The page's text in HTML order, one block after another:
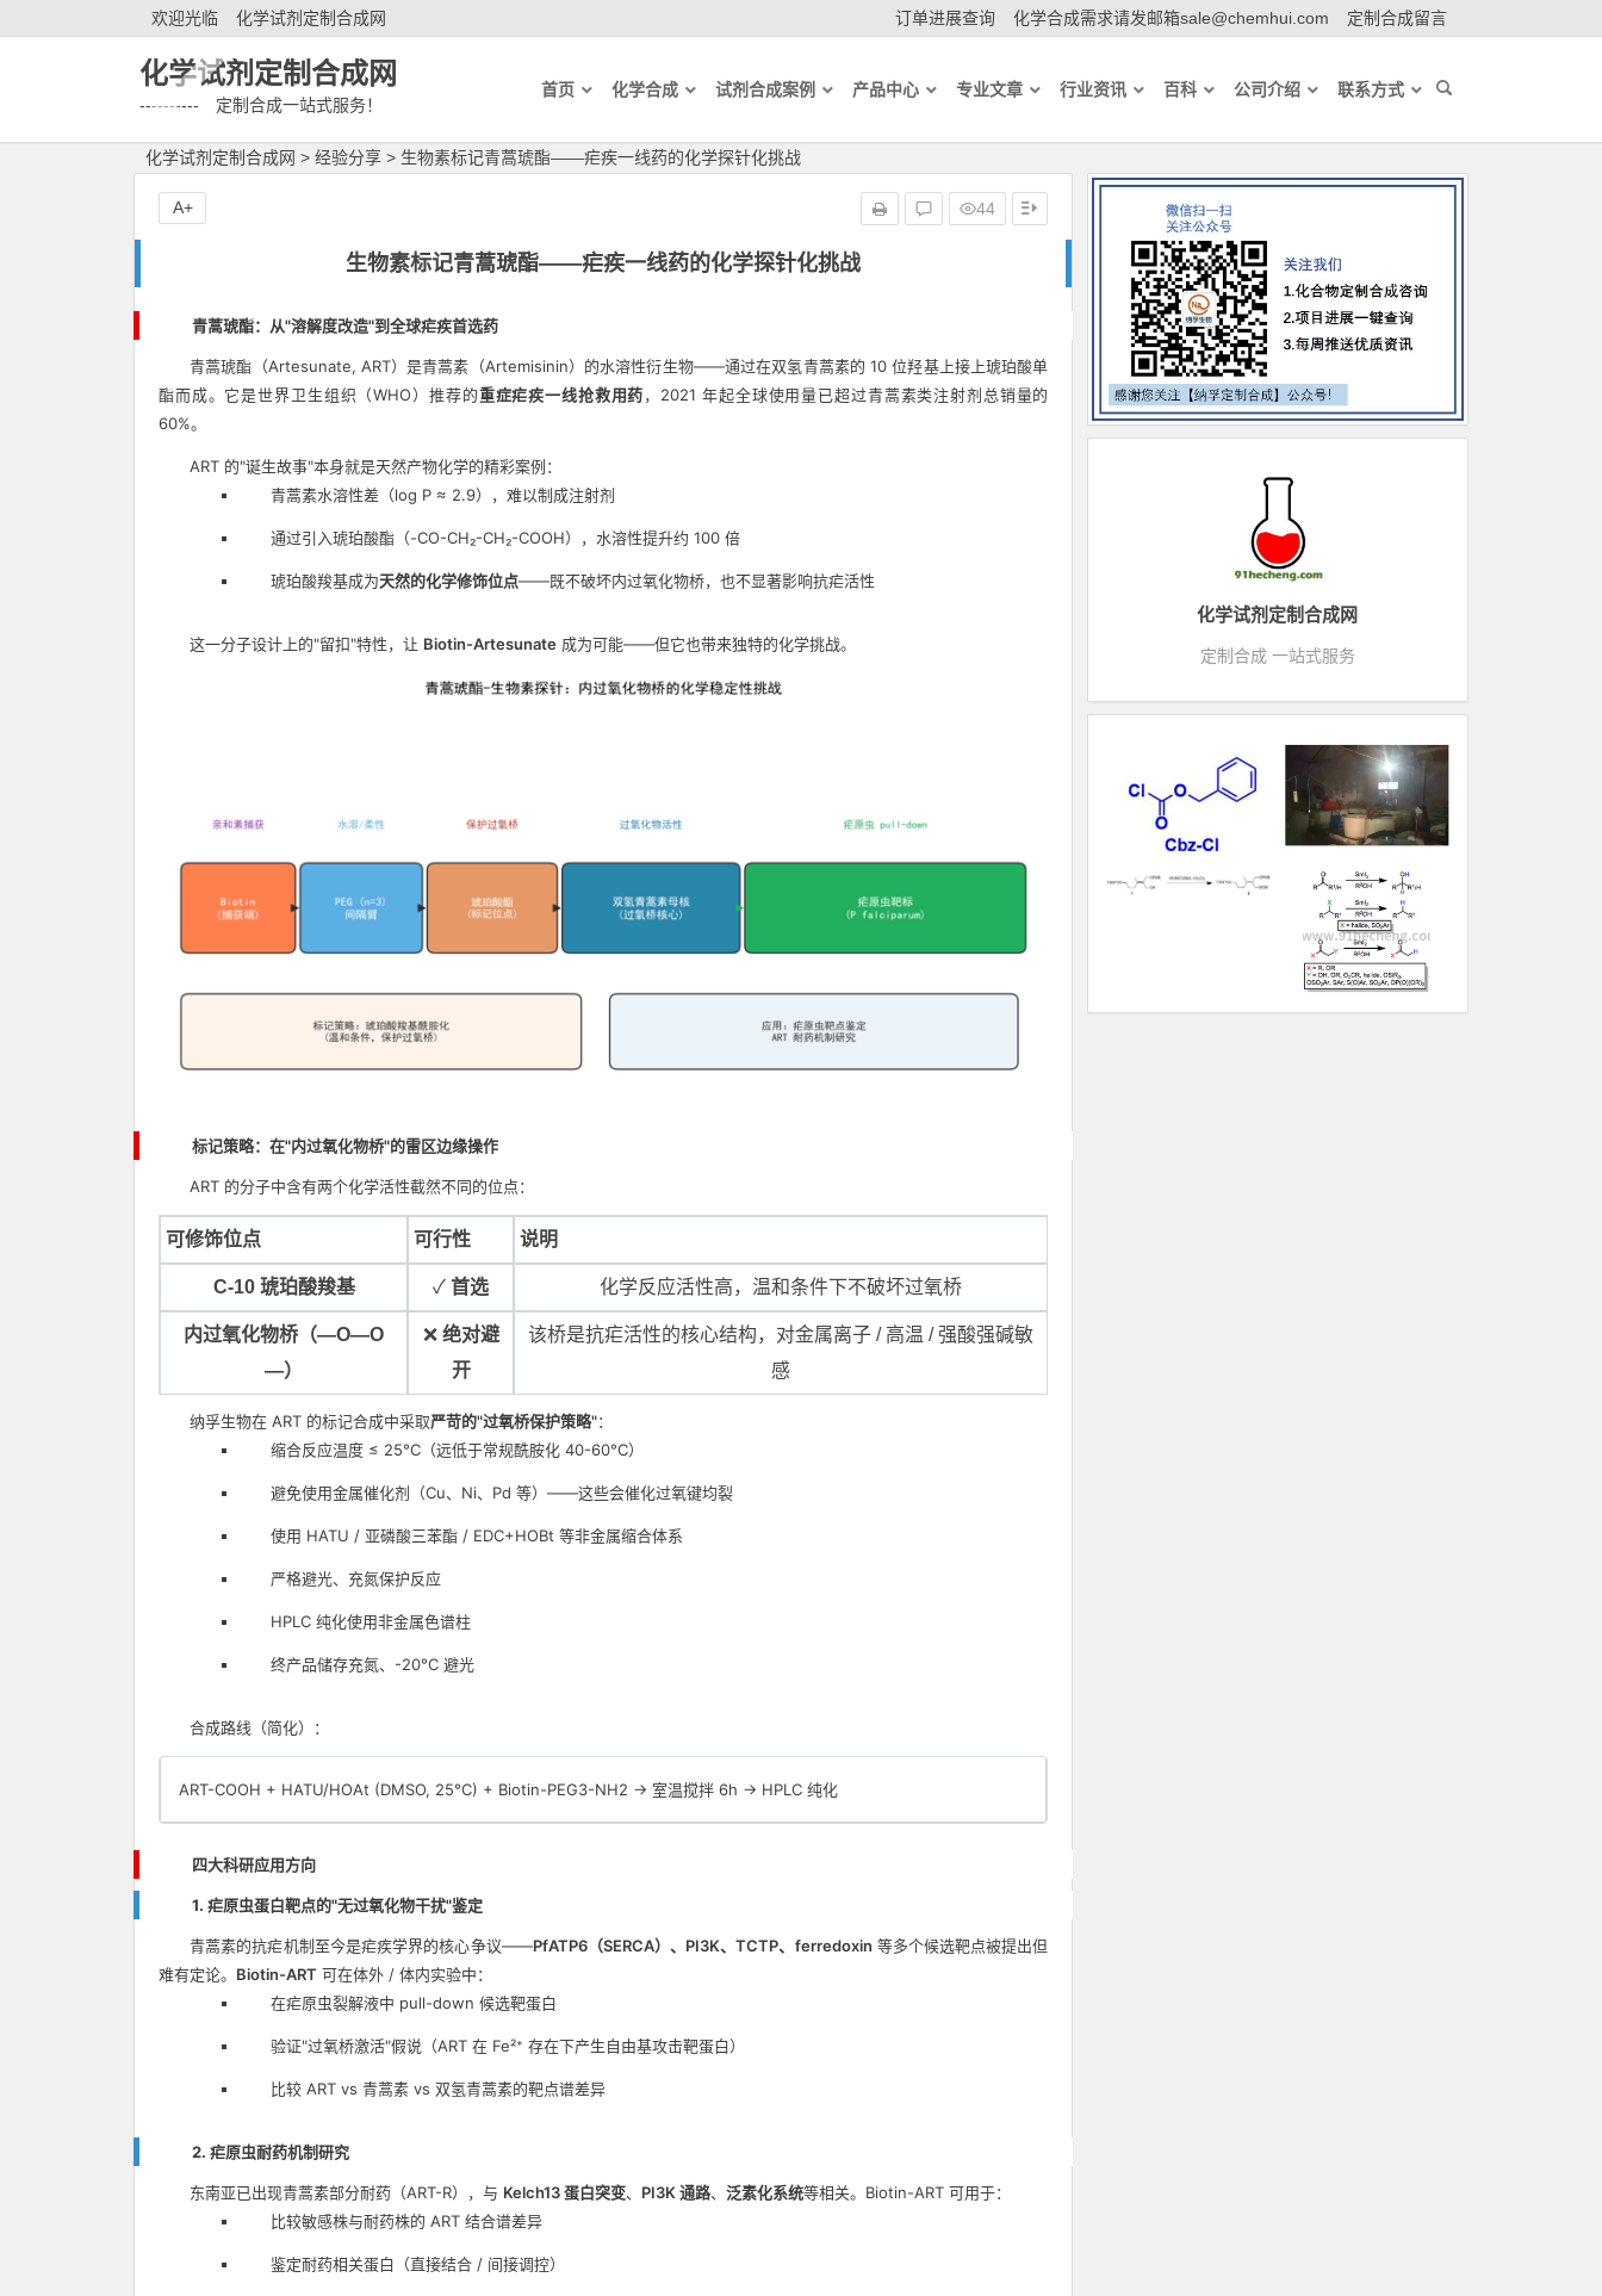
欢迎光临 化学试剂定制合成网 订单进展查询 化学合成需求请发邮箱sale@chemhui.com 定制合成留言
化学试剂定制合成网
---------- 定制合成一站式服务！
首页 化学合成 试剂合成案例 产品中心 专业文章 行业资讯 百科 公司介绍 联系方式
化学试剂定制合成网 > 经验分享 > 生物素标记青蒿琥酯——疟疾一线药的化学探针化挑战
生物素标记青蒿琥酯——疟疾一线药的化学探针化挑战
44
A+
青蒿琥酯：从"溶解度改造"到全球疟疾首选药
青蒿琥酯（Artesunate, ART）是青蒿素（Artemisinin）的水溶性衍生物——通过在双氢青蒿素的 10 位羟基上接上琥珀酸单
酯而成。它是世界卫生组织（WHO）推荐的重症疟疾一线抢救用药，2021 年起全球使用量已超过青蒿素类注射剂总销量的
60%。
ART 的"诞生故事"本身就是天然产物化学的精彩案例：
青蒿素水溶性差（log P ≈ 2.9），难以制成注射剂
通过引入琥珀酸酯（-CO-CH₂-CH₂-COOH），水溶性提升约 100 倍
琥珀酸羧基成为天然的化学修饰位点——既不破坏内过氧化物桥，也不显著影响抗疟活性
这一分子设计上的"留扣"特性，让 Biotin-Artesunate 成为可能——但它也带来独特的化学挑战。
标记策略：在"内过氧化物桥"的雷区边缘操作
ART 的分子中含有两个化学活性截然不同的位点：
可修饰位点 可行性 说明
C-10 琥珀酸羧基 ✓ 首选 化学反应活性高，温和条件下不破坏过氧桥
内过氧化物桥（—O—O
—）
❌ 绝对避
开
该桥是抗疟活性的核心结构，对金属离子 / 高温 / 强酸强碱敏
感
纳孚生物在 ART 的标记合成中采取严苛的"过氧桥保护策略"：
缩合反应温度 ≤ 25°C（远低于常规酰胺化 40-60°C）
避免使用金属催化剂（Cu、Ni、Pd 等）——这些会催化过氧键均裂
使用 HATU / 亚磷酸三苯酯 / EDC+HOBt 等非金属缩合体系
严格避光、充氮保护反应
HPLC 纯化使用非金属色谱柱
终产品储存充氮、-20°C 避光
合成路线（简化）：
ART-COOH + HATU/HOAt (DMSO, 25°C) + Biotin-PEG3-NH2 → 室温搅拌 6h → HPLC 纯化
四大科研应用方向
1. 疟原虫蛋白靶点的"无过氧化物干扰"鉴定
青蒿素的抗疟机制至今是疟疾学界的核心争议——PfATP6（SERCA）、PI3K、TCTP、ferredoxin 等多个候选靶点被提出但
难有定论。 Biotin-ART 可在体外 / 体内实验中：
在疟原虫裂解液中 pull-down 候选靶蛋白
验证"过氧桥激活"假说（ART 在 Fe²⁺ 存在下产生自由基攻击靶蛋白）
比较 ART vs 青蒿素 vs 双氢青蒿素的靶点谱差异
2. 疟原虫耐药机制研究
东南亚已出现青蒿素部分耐药（ART-R），与 Kelch13 蛋白突变、 PI3K 通路、 泛素化系统等相关。Biotin-ART 可用于：
比较敏感株与耐药株的 ART 结合谱差异
鉴定耐药相关蛋白（直接结合 / 间接调控）
化学试剂定制合成网
定制合成 一站式服务